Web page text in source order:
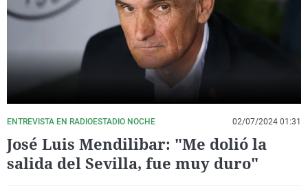
La rosa de los vientos
Gente viajera
Como el perro y el
Caso
Retornados
Equipo de
Operación Viuda
Extremadura
Galicia
La Rioja
Navarra
País Vasco
Virales
Televisión
Elecciones
ENTREVISTA EN RADIOESTADIO NOCHE 02/07/2024 01:31
José Luis Mendilibar: "Me dolió la
salida del Sevilla, fue muy duro"